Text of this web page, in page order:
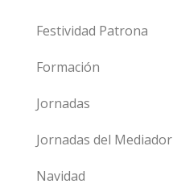
Festividad Patrona
Formación
Jornadas
Jornadas del Mediador
Navidad